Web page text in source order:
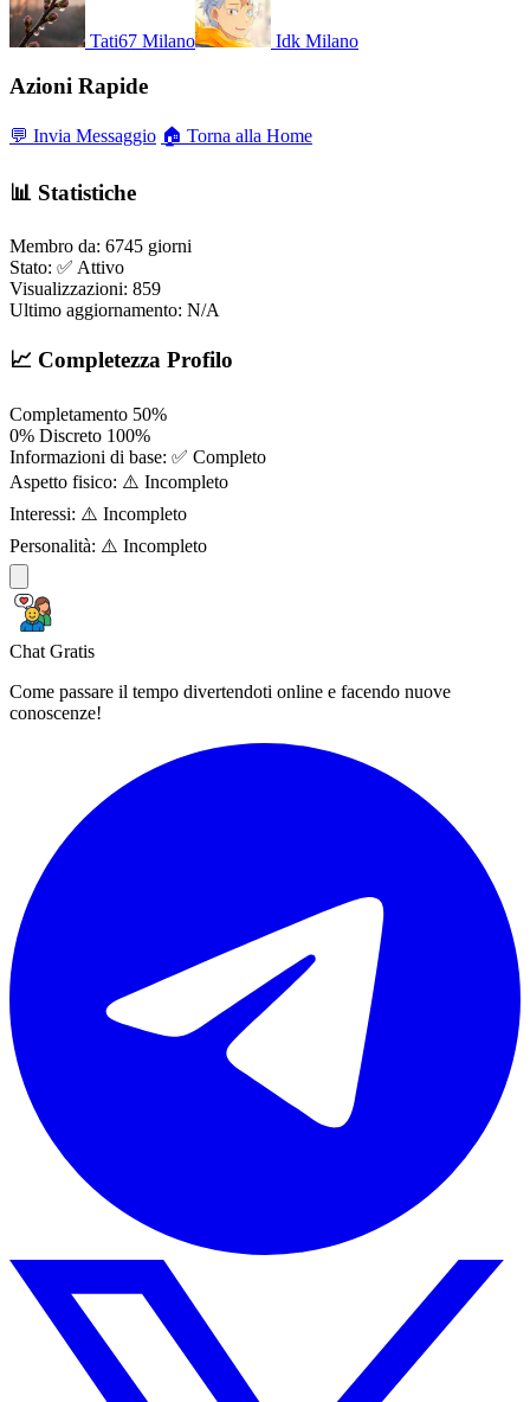
Tati67 Milano Idk Milano
Azioni Rapide
💬 Invia Messaggio 🏠 Torna alla Home
📊 Statistiche
Membro da: 6745 giorni
Stato: ✅ Attivo
Visualizzazioni: 859
Ultimo aggiornamento: N/A
📈 Completezza Profilo
Completamento 50%
0% Discreto 100%
Informazioni di base: ✅ Completo
Aspetto fisico: ⚠️ Incompleto
Interessi: ⚠️ Incompleto
Personalità: ⚠️ Incompleto
Chat Gratis
Come passare il tempo divertendoti online e facendo nuove
conoscenze!